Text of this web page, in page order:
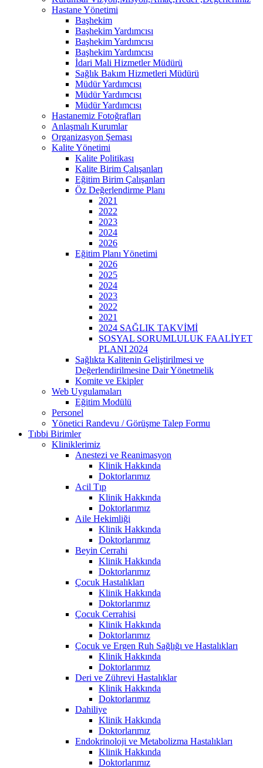
Hastane Yönetimi
Başhekim
Başhekim Yardımcısı
Başhekim Yardımcısı
Başhekim Yardımcısı
İdari Mali Hizmetler Müdürü
Sağlık Bakım Hizmetleri Müdürü
Müdür Yardımcısı
Müdür Yardımcısı
Müdür Yardımcısı
Hastanemiz Fotoğrafları
Anlaşmalı Kurumlar
Organizasyon Şeması
Kalite Yönetimi
Kalite Politikası
Kalite Birim Çalışanları
Eğitim Birim Çalışanları
Öz Değerlendirme Planı
2021
2022
2023
2024
2026
Eğitim Planı Yönetimi
2026
2025
2024
2023
2022
2021
2024 SAĞLIK TAKVİMİ
SOSYAL SORUMLULUK FAALİYET
PLANI 2024
Sağlıkta Kalitenin Geliştirilmesi ve
Değerlendirilmesine Dair Yönetmelik
Komite ve Ekipler
Web Uygulamaları
Eğitim Modülü
Personel
Yönetici Randevu / Görüşme Talep Formu
Tıbbi Birimler
Kliniklerimiz
Anestezi ve Reanimasyon
Klinik Hakkında
Doktorlarımız
Acil Tıp
Klinik Hakkında
Doktorlarımız
Aile Hekimliği
Klinik Hakkında
Doktorlarımız
Beyin Cerrahi
Klinik Hakkında
Doktorlarımız
Çocuk Hastalıkları
Klinik Hakkında
Doktorlarımız
Çocuk Cerrahisi
Klinik Hakkında
Doktorlarımız
Çocuk ve Ergen Ruh Sağlığı ve Hastalıkları
Klinik Hakkında
Doktorlarımız
Deri ve Zührevi Hastalıklar
Klinik Hakkında
Doktorlarımız
Dahiliye
Klinik Hakkında
Doktorlarımız
Endokrinoloji ve Metabolizma Hastalıkları
Klinik Hakkında
Doktorlarımız